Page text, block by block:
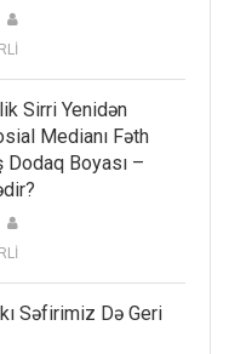
Sirri Yenidən
Medianı Fəth
Dodaq Boyası –
Səfirimiz Də Geri